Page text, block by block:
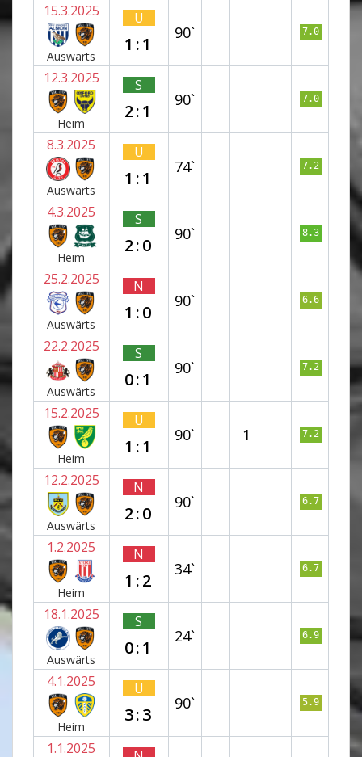
15.3.2025
Auswärts
U
1:1
90` 7.0
12.3.2025
Heim
S
2:1
90` 7.0
8.3.2025
Auswärts
U
1:1
74` 7.2
4.3.2025
Heim
S
2:0
90` 8.3
25.2.2025
Auswärts
N
1:0
90` 6.6
22.2.2025
Auswärts
S
0:1
90` 7.2
15.2.2025
Heim
U
1:1
90` 1 7.2
12.2.2025
Auswärts
N
2:0
90` 6.7
1.2.2025
Heim
N
1:2
34` 6.7
18.1.2025
Auswärts
S
0:1
24` 6.9
4.1.2025
Heim
U
3:3
90` 5.9
1.1.2025